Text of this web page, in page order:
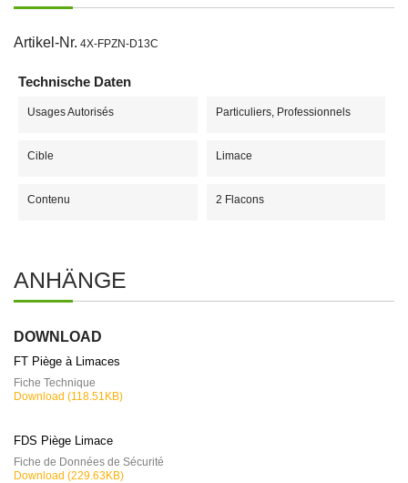
Artikel-Nr. 4X-FPZN-D13C
Technische Daten
Usages Autorisés Particuliers, Professionnels
Cible Limace
Contenu 2 Flacons
ANHÄNGE
DOWNLOAD
FT Piège à Limaces
Fiche Technique
Download (118.51KB)
FDS Piège Limace
Fiche de Données de Sécurité
Download (229.63KB)